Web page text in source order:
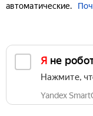
автоматические.
Я не
Нажмите,
Yandex